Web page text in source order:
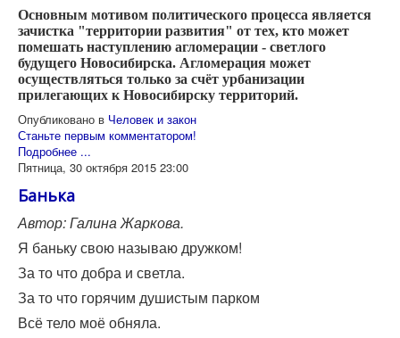
Основным мотивом политического процесса является
зачистка "территории развития" от тех, кто может
помешать наступлению агломерации - светлого
будущего Новосибирска. Агломерация может
осуществляться только за счёт урбанизации
прилегающих к Новосибирску территорий.
Опубликовано в Человек и закон
Станьте первым комментатором!
Подробнее ...
Пятница, 30 октября 2015 23:00
Банька
Автор: Галина Жаркова.
Я баньку свою называю дружком!
За то что добра и светла.
За то что горячим душистым парком
Всё тело моё обняла.